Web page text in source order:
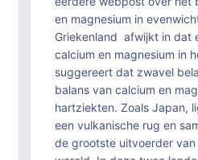
en magnesium in
Griekenland afwijkt in dat
calcium en magnesium in
suggereert dat zwavel
balans van calcium en
hartziekten. Zoals Japan,
een vulkanische rug en
de grootste uitvoerder